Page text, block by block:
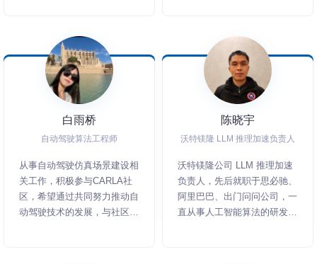
Graduate Fellowship等。
内的知名机器人会议与期刊均
有发表。
白雨桥
自动驾驶算法工程师
从事自动驾驶仿真场景建设相
关工作，积极参与CARLA社
区，希望通过共同努力推动自
动驾驶技术的发展，与社区成
陈晓宇
沃特镁隆 LLM 推理加速负责人
沃特镁隆公司 LLM 推理加速
负责人，先后就职于思必驰、
阿里巴巴、出门问问公司，一
直从事人工智能算法的研发和